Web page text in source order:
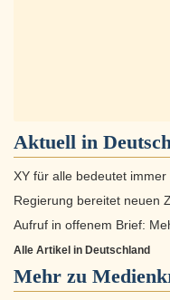
Aktuell in
XY für alle bedeutet immer
Regierung bereitet neuen
Aufruf in offenem Brief:
Alle Artikel in Deutschland
Mehr zu